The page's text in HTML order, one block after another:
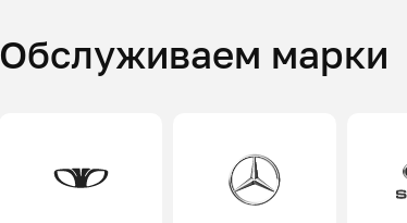
Обслуживаем марки